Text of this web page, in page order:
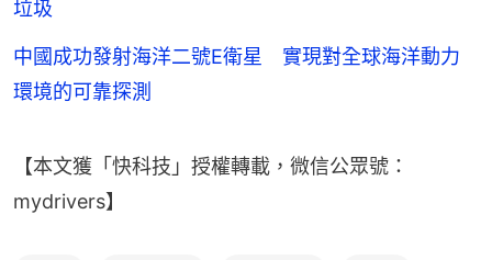
垃圾
中國成功發射海洋二號E衛星 實現對全球海洋動力
環境的可靠探測
【本文獲「快科技」授權轉載，微信公眾號：
mydrivers】